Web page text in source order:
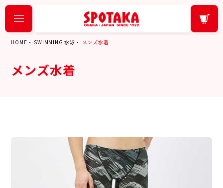
HOME SWIMMING 水泳 メンズ水着
メンズ水着